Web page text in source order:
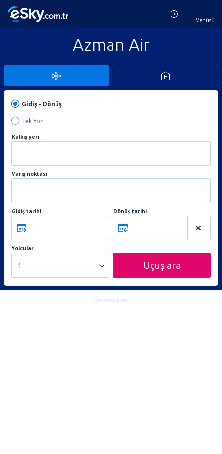
Menüsü
Azman Air
Gidiş - Dönüş
Tek Yön
Kalkış yeri
Varış noktası
Gidiş tarihi Dönüş tarihi
Yolcular
1 Uçuş ara
ADVERTISEMENT